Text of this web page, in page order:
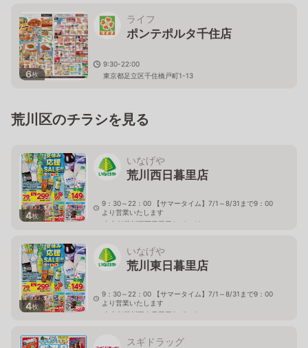
6枚
ライフ
ポンテポルタ千住店
9:30-22:00
東京都足立区千住橋戸町1-13
荒川区のチラシを見る
4枚
いなげや
荒川西日暮里店
9：30～22：00 【サマータイム】7/1～8/31まで9：00
より営業いたします
東京都荒川区西日暮里2－6－13
4枚
いなげや
荒川東日暮里店
9：30～22：00 【サマータイム】7/1～8/31まで9：00
より営業いたします
東京都荒川区東日暮里5－7－6
スギドラッグ